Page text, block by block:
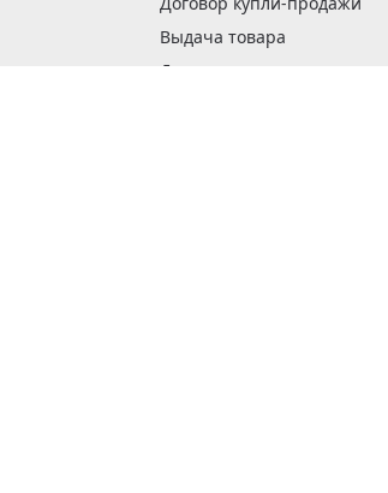
Выдача товара
Доставка заказов